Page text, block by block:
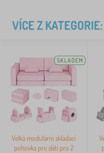
VÍCE Z KATEGORIE:
SKLADEM
Velká modulární skládací
pohovka pro děti pro 2